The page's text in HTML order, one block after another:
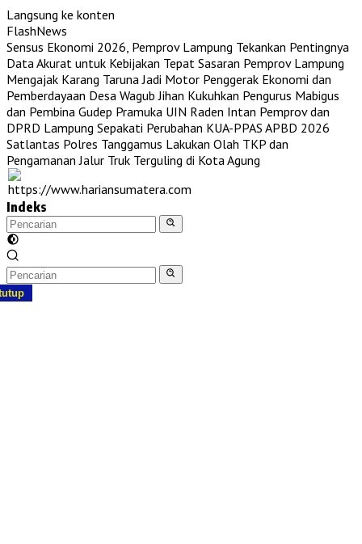
Langsung ke konten
FlashNews
Sensus Ekonomi 2026, Pemprov Lampung Tekankan Pentingnya
Data Akurat untuk Kebijakan Tepat Sasaran Pemprov Lampung
Mengajak Karang Taruna Jadi Motor Penggerak Ekonomi dan
Pemberdayaan Desa Wagub Jihan Kukuhkan Pengurus Mabigus
dan Pembina Gudep Pramuka UIN Raden Intan Pemprov dan
DPRD Lampung Sepakati Perubahan KUA-PPAS APBD 2026
Satlantas Polres Tanggamus Lakukan Olah TKP dan
Pengamanan Jalur Truk Terguling di Kota Agung
Indeks